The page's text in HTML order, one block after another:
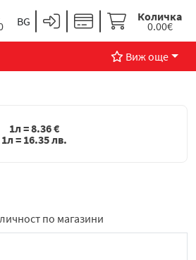
Количка
0.00€
Виж още
1л =8.36€
1л = 16.35лв.
по магазини